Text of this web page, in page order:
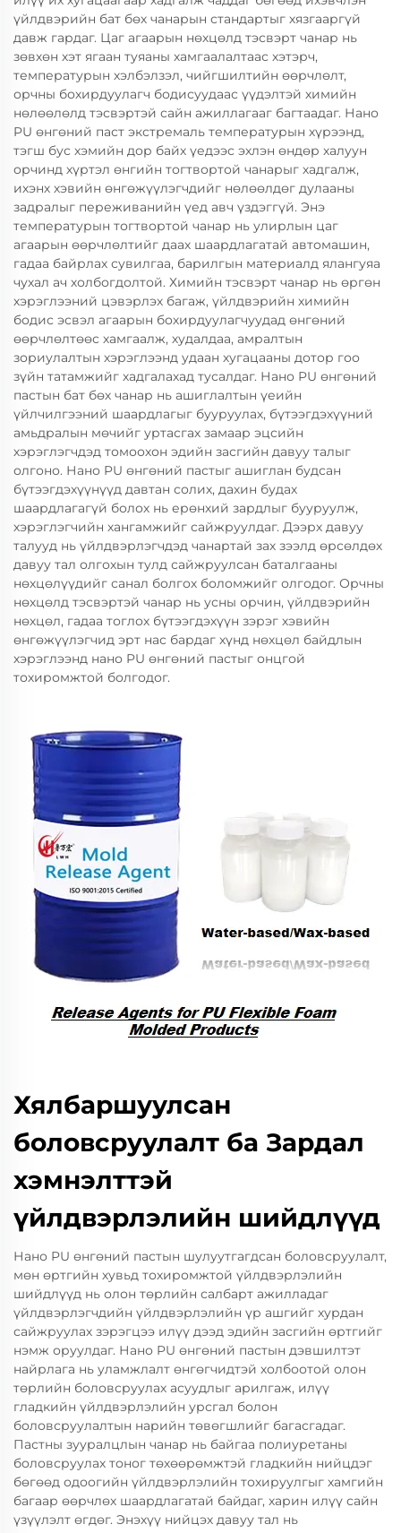
үйлдвэрийн бат бөх чанарын стандартыг хязгааргүй
давж гардаг. Цаг агаарын нөхцөлд тэсвэрт чанар нь
зөвхөн хэт ягаан туяаны хамгаалалтаас хэтэрч,
температурын хэлбэлзэл, чийгшилтийн өөрчлөлт,
орчны бохирдуулагч бодисуудаас үүдэлтэй химийн
нөлөөлөлд тэсвэртэй сайн ажиллагааг багтаадаг. Нано
PU өнгөний паст экстремаль температурын хүрээнд,
тэгш бус хэмийн дор байх үедээс эхлэн өндөр халуун
орчинд хүртэл өнгийн тогтвортой чанарыг хадгалж,
ихэнх хэвийн өнгөжүүлэгчдийг нөлөөлдөг дулааны
задралыг переживанийн үед авч үздэггүй. Энэ
температурын тогтвортой чанар нь улирлын цаг
агаарын өөрчлөлтийг даах шаардлагатай автомашин,
гадаа байрлах сувилгаа, барилгын материалд ялангуяа
чухал ач холбогдолтой. Химийн тэсвэрт чанар нь өргөн
хэрэглээний цэвэрлэх багаж, үйлдвэрийн химийн
бодис эсвэл агаарын бохирдуулагчуудад өнгөний
өөрчлөлтөөс хамгаалж, худалдаа, амралтын
зориулалтын хэрэглээнд удаан хугацааны дотор гоо
зүйн татамжийг хадгалахад тусалдаг. Нано PU өнгөний
пастын бат бөх чанар нь ашиглалтын үеийн
үйлчилгээний шаардлагыг бууруулах, бүтээгдэхүүний
амьдралын мөчийг уртасгах замаар эцсийн
хэрэглэгчдэд томоохон эдийн засгийн давуу талыг
олгоно. Нано PU өнгөний пастыг ашиглан будсан
бүтээгдэхүүнүүд давтан солих, дахин будах
шаардлагагүй болох нь ерөнхий зардлыг бууруулж,
хэрэглэгчийн хангамжийг сайжруулдаг. Дээрх давуу
талууд нь үйлдвэрлэгчдэд чанартай зах зээлд өрсөлдөх
давуу тал олгохын тулд сайжруулсан баталгааны
нөхцөлүүдийг санал болгох боломжийг олгодог. Орчны
нөхцөлд тэсвэртэй чанар нь усны орчин, үйлдвэрийн
нөхцөл, гадаа тоглох бүтээгдэхүүн зэрэг хэвийн
өнгөжүүлэгчид эрт нас бардаг хүнд нөхцөл байдлын
хэрэглээнд нано PU өнгөний пастыг онцгой
тохиромжтой болгодог.
Хялбаршуулсан
боловсруулалт ба Зардал
хэмнэлттэй
үйлдвэрлэлийн шийдлүүд
Нано PU өнгөний пастын шулуутгагдсан боловсруулалт,
мөн өртгийн хувьд тохиромжтой үйлдвэрлэлийн
шийдлүүд нь олон төрлийн салбарт ажилладаг
үйлдвэрлэгчдийн үйлдвэрлэлийн үр ашгийг хурдан
сайжруулах зэрэгцээ илүү дээд эдийн засгийн өртгийг
нэмж оруулдаг. Нано PU өнгөний пастын дэвшилтэт
найрлага нь уламжлалт өнгөгчидтэй холбоотой олон
төрлийн боловсруулах асуудлыг арилгаж, илүү
гладкийн үйлдвэрлэлийн урсгал болон
боловсруулалтын нарийн төвөгшлийг багасгадаг.
Пастны зууралцлын чанар нь байгаа полиуретаны
боловсруулах тоног төхөөрөмжтэй гладкийн нийцдэг
бөгөөд одоогийн үйлдвэрлэлийн тохируулгыг хамгийн
багаар өөрчлөх шаардлагатай байдаг, харин илүү сайн
үзүүлэлт өгдөг. Энэхүү нийцэх давуу тал нь